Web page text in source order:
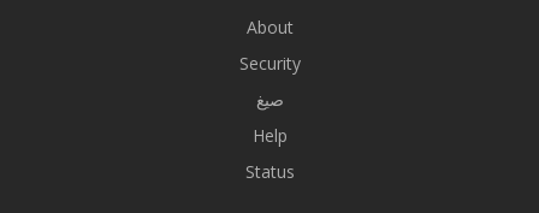
About
Security
صيغ
Help
Status